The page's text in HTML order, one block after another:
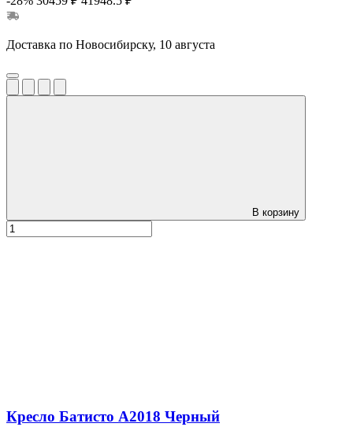
Доставка по Новосибирску, 10 августа
В корзину
Кресло Батисто А2018 Черный